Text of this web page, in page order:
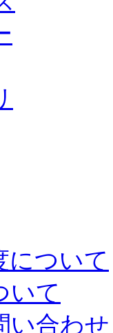
について
いて
い合わせ